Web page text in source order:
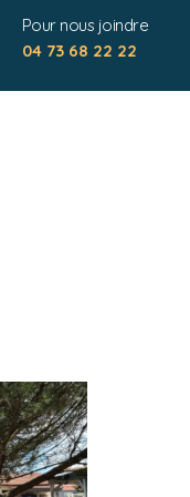
04 73 68 22 22
Pour nous joindre